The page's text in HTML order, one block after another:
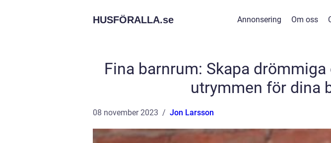
HUSFÖRALLA.se Annonsering Om oss
Fina barnrum: Skapa
utrymmen för dina
08 november 2023 Jon Larsson